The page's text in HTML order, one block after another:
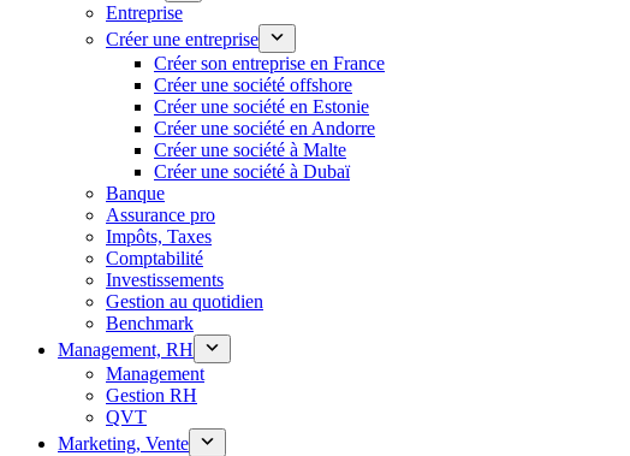
Entreprise
Créer une entreprise
Créer son entreprise en France
Créer une société offshore
Créer une société en Estonie
Créer une société en Andorre
Créer une société à Malte
Créer une société à Dubaï
Banque
Assurance pro
Impôts, Taxes
Comptabilité
Investissements
Gestion au quotidien
Benchmark
Management, RH
Management
Gestion RH
QVT
Marketing, Vente